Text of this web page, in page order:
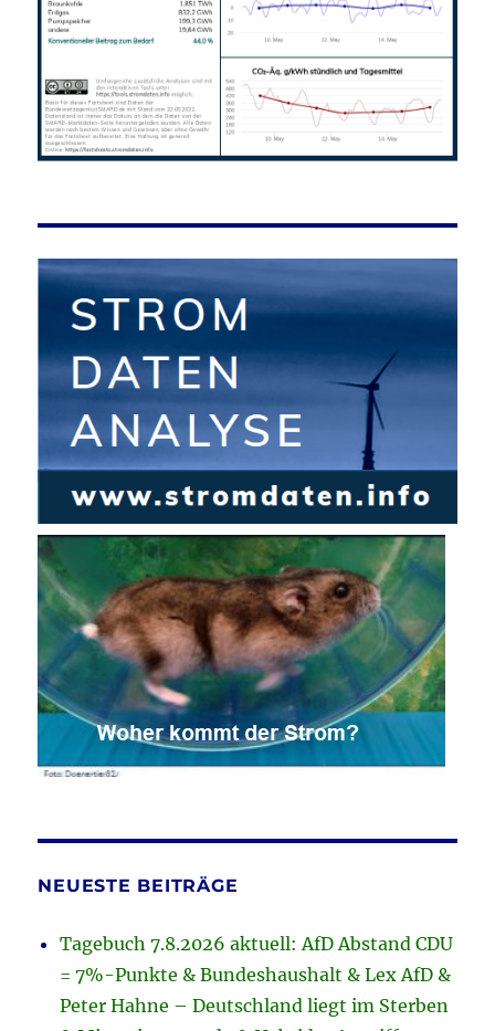
NEUESTE BEITRÄGE
Tagebuch 7.8.2026 aktuell: AfD Abstand CDU
= 7%-Punkte & Bundeshaushalt & Lex AfD &
Peter Hahne – Deutschland liegt im Sterben